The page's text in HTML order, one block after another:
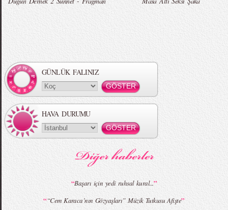
MBFWI - Gülçin Çengel 2015 Yaz
MBFWI - Zeynep Erdoğan 2015 Yaz
GÜNLÜK FALINIZ
HAVA DURUMU
“Başarı için yedi ruhsal kural...”
““Cem Karaca’nın Gözyaşları” Müzik Tutkusu Afişte”